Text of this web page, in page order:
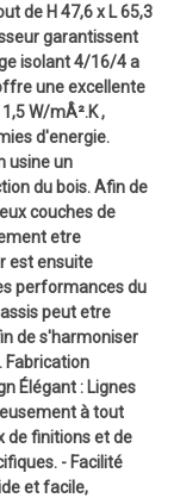
de H 47,6 x L 65,3
garantissent
isolant 4/16/4 a
une excellente
W/mÂ².K ,
d'energie.
usine un
du bois. Afin de
couches de
etre
est ensuite
performances du
peut etre
de s'harmoniser
Fabrication
Élégant : Lignes
à tout
de finitions et de
- Facilité
et facile,